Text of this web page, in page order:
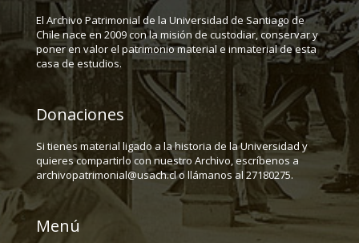
El Archivo Patrimonial de la Universidad de Santiago de
Chile nace en 2009 con la misión de custodiar, conservar y
poner en valor el patrimonio material e inmaterial de esta
casa de estudios.
Donaciones
Si tienes material ligado a la historia de la Universidad y
quieres compartirlo con nuestro Archivo, escríbenos a
archivopatrimonial@usach.cl o llámanos al 27180275.
Menú